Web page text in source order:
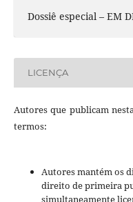
Dossiê especial – EM
LICENÇA
Autores que publicam
termos:
Autores mantém os
direito de primeira
simultaneamente